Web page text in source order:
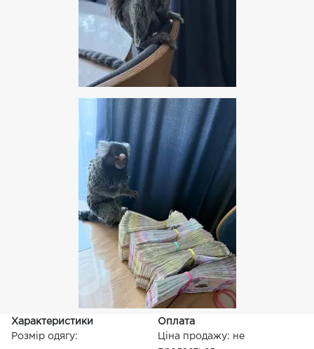
Характеристики
Розмір одягу:
Оплата
Ціна продажу: не